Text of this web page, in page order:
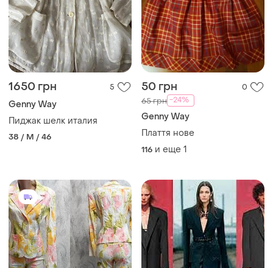
1650 грн 5
Genny Way
Пиджак шелк италия
38 / M / 46
50 грн 0
65 грн -24%
Genny Way
Плаття нове
116 и еще 1